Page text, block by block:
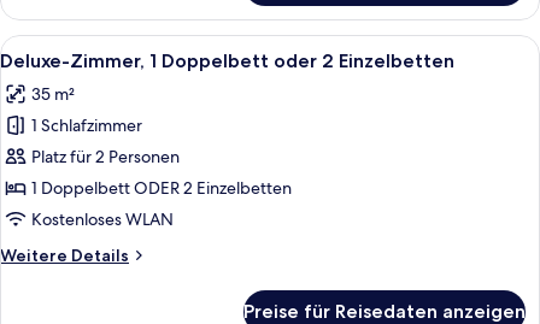
Zimmer
Alle
Fotos
für
Deluxe-
Zimmer,
1
Doppelbett
2
Ein Hotelzimmer mit Bett, Sofa,
5
Deluxe-Zimmer, 1 Doppelbett oder 2 Einzelbetten
35 m²
1 Schlafzimmer
Platz für 2 Personen
1 Doppelbett ODER 2 Einzelbetten
Kostenloses WLAN
Weitere Details
Weitere
Preise für Reisedaten anzeigen